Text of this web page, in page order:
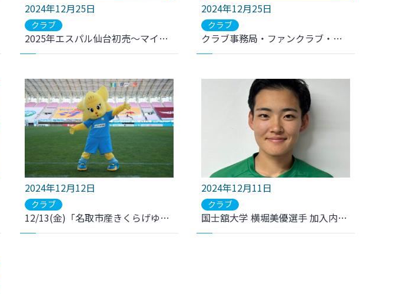
2024年12月25日
クラブ
2025年エスパル仙台初売～マイナビ仙台レディース福袋～販売
2024年12月25日
クラブ
クラブ事務局・ファンクラブ・オンラインショップ 年末年始期間の対応について
2024年12月12日
クラブ
12/13(金)「名取市産きくらげゆうパック 出発式」マイビィ参加のお知らせ
2024年12月11日
クラブ
国士舘大学 横堀美優選手 加入内定のお知らせ